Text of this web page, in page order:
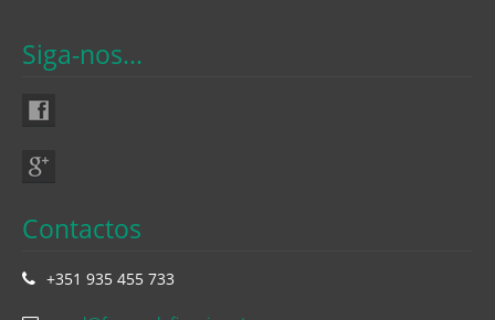
Siga-nos...
Contactos
+351 935 455 733